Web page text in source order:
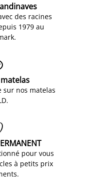
des racines
1979 au
sur nos matelas
pour vous
à petits prix